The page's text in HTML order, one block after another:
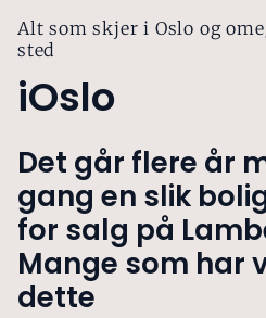
Alt som skjer i Oslo og
sted
iOslo
Det går flere år
gang en slik
for salg på
Mange som har
dette